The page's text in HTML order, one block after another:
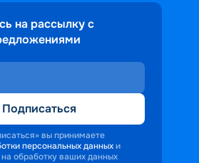
на рассылку с
Подписаться
вы принимаете
персональных данных и
обработку ваших данных